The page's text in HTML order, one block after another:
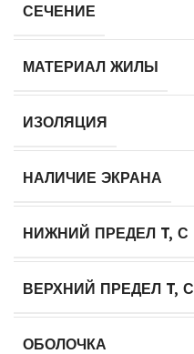
СЕЧЕНИЕ
МАТЕРИАЛ ЖИЛЫ
ИЗОЛЯЦИЯ
НАЛИЧИЕ ЭКРАНА
НИЖНИЙ ПРЕДЕЛ T, С
ВЕРХНИЙ ПРЕДЕЛ T, С
ОБОЛОЧКА